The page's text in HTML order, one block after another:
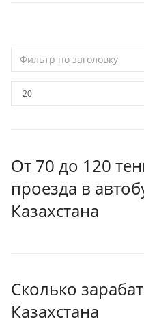
по
От 70 до 120
проезда в
Казахстана
Сколько
Казахстана